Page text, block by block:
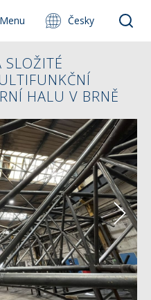
Menu Česky
SLOŽITÉ
HALU V BRNĚ